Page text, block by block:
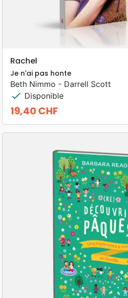
Rachel
Je n'ai pas honte
Beth Nimmo - Darrell Scott
check Disponible
Prix
19,40 CHF